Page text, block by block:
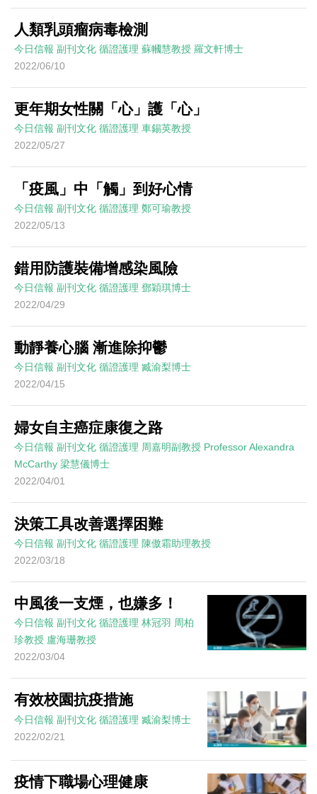
人類乳頭瘤病毒檢測
今日信報 副刊文化 循證護理 蘇幗慧教授 羅文軒博士
2022/06/10
更年期女性關「心」護「心」
今日信報 副刊文化 循證護理 車錫英教授
2022/05/27
「疫風」中「觸」到好心情
今日信報 副刊文化 循證護理 鄭可瑜教授
2022/05/13
錯用防護裝備增感染風險
今日信報 副刊文化 循證護理 鄧穎琪博士
2022/04/29
動靜養心腦 漸進除抑鬱
今日信報 副刊文化 循證護理 臧渝梨博士
2022/04/15
婦女自主癌症康復之路
今日信報 副刊文化 循證護理 周嘉明副教授 Professor Alexandra
McCarthy 梁慧儀博士
2022/04/01
決策工具改善選擇困難
今日信報 副刊文化 循證護理 陳傲霜助理教授
2022/03/18
中風後一支煙，也嫌多！
今日信報 副刊文化 循證護理 林冠羽 周柏
珍教授 盧海珊教授
2022/03/04
有效校園抗疫措施
今日信報 副刊文化 循證護理 臧渝梨博士
2022/02/21
疫情下職場心理健康